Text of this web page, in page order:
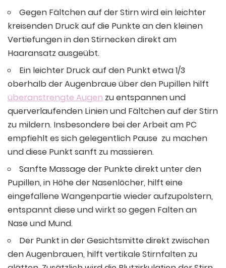
Gegen Fältchen auf der Stirn wird ein leichter
kreisenden Druck auf die Punkte an den kleinen
Vertiefungen in den Stirnecken direkt am
Haaransatz ausgeübt.
Ein leichter Druck auf den Punkt etwa 1/3
oberhalb der Augenbraue über den Pupillen hilft
überanstrengte Augen zu entspannen und
querverlaufenden Linien und Fältchen auf der Stirn
zu mildern. Insbesondere bei der Arbeit am PC
empfiehlt es sich gelegentlich Pause zu machen
und diese Punkt sanft zu massieren.
Sanfte Massage der Punkte direkt unter den
Pupillen, in Höhe der Nasenlöcher, hilft eine
eingefallene Wangenpartie wieder aufzupolstern,
entspannt diese und wirkt so gegen Falten an
Nase und Mund.
Der Punkt in der Gesichtsmitte direkt zwischen
den Augenbrauen, hilft vertikale Stirnfalten zu